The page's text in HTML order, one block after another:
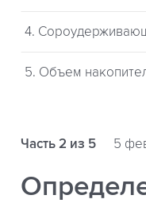
4.
5. Объем
Часть 2 из 5 5